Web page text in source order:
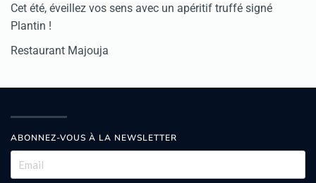
Cet été, éveillez vos sens avec un apéritif truffé signé
Plantin !
Restaurant Majouja
ABONNEZ-VOUS À LA NEWSLETTER